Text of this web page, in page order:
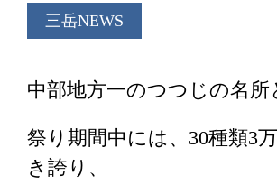
三岳NEWS
中部地方一のつつじの名
祭り期間中には、30種類3
き誇り、